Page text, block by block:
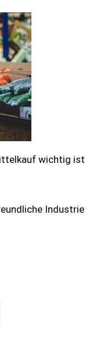
wichtig ist
Industrie